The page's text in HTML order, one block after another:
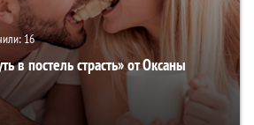
16
в постель страсть» от Оксаны